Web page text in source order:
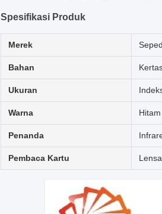
Spesifikasi Produk
Merek
Bahan
Ukuran
Warna Hitam
Penanda
Pembaca Kartu